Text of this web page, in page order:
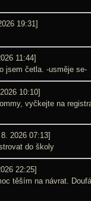
19:31]
11:44]
jsem četla. -usměje se-
10:10]
vyčkejte na
2026 07:13]
do školy
22:25]
těším na návrat.